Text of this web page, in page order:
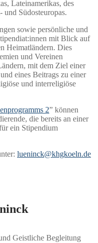
Lateinamerikas, des
Südosteuropas.
sowie persönliche und
mit Blick auf
Heimatländern. Dies
und Vereinen
mit dem Ziel einer
eines Beitrags zu einer
und interreligiöse
2” können
die bereits an einer
ein Stipendium
lueninck@khgkoeln.de
Geistliche Begleitung